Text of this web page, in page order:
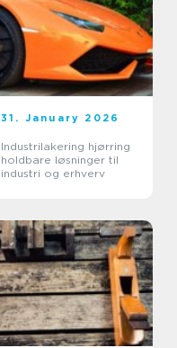
31. January 2026
Industrilakering hjørring
holdbare løsninger til
industri og erhverv